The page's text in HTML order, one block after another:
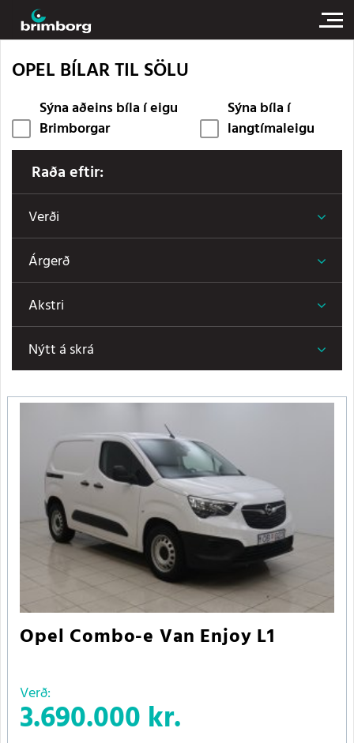
OPEL BÍLAR TIL SÖLU
Sýna aðeins bíla í eigu
Brimborgar
Sýna bíla í
langtímaleigu
Raða eftir:
Verði
Árgerð
Akstri
Nýtt á skrá
Opel Combo-e Van Enjoy L1
Verð:
3.690.000 kr.